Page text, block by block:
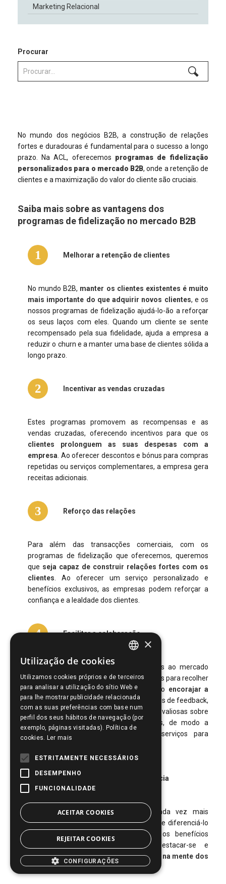
No mundo dos negócios B2B, a construção de relações
fortes e duradouras é fundamental para o sucesso a longo
prazo. Na ACL, oferecemos programas de fidelização
personalizados para o mercado B2B, onde a retenção de
clientes e a maximização do valor do cliente são cruciais.
Saiba mais sobre as vantagens dos
programas de fidelização no mercado B2B
1 Melhorar a retenção de clientes
No mundo B2B, manter os clientes existentes é muito
mais importante do que adquirir novos clientes, e os
nossos programas de fidelização ajudá-lo-ão a reforçar
os seus laços com eles. Quando um cliente se sente
recompensado pela sua fidelidade, ajuda a empresa a
reduzir o churn e a manter uma base de clientes sólida a
longo prazo.
2 Incentivar as vendas cruzadas
Estes programas promovem as recompensas e as
vendas cruzadas, oferecendo incentivos para que os
clientes prolonguem as suas despesas com a
empresa . Ao oferecer descontos e bónus para compras
repetidas ou serviços complementares, a empresa gera
receitas adicionais.
3 Reforço das relações
Para além das transacções comerciais, com os
programas de fidelização que oferecemos, queremos
que seja capaz de construir relações fortes com os
clientes . Ao oferecer um serviço personalizado e
benefícios exclusivos, as empresas podem reforçar a
confiança e a lealdade dos clientes.
4 Facilitar a colaboração
Os programas de fidelização destinados ao mercado
business-to-business podem ser utilizados para recolher
feedback e interagir com os clientes. Ao encorajar a
participação em inquéritos e outros canais de feedback,
as empresas podem obter informações valiosas sobre
as preferências dos potenciais clientes, de modo a
poderem adaptar os seus produtos/serviços para
5 Diferenciar-se da concorrência
O mercado B2B está a tornar-se cada vez mais
competitivo e este tipo de programa pode diferenciá-lo
da concorrência, uma vez que, com os benefícios
oferecidos, as empresas podem destacar-se e
posicionar-se como oparceiro preferido na mente dos
clientes.
Marketing Relacional
Procurar
PORTUGUESE
ENGLISH
×
Utilização de cookies
Utilizamos cookies próprios e de terceiros
para analisar a utilização do sítio Web e
para lhe mostrar publicidade relacionada
com as suas preferências com base num
perfil dos seus hábitos de navegação (por
exemplo, páginas visitadas). Política de
cookies. Ler mais
ESTRITAMENTE NECESSÁRIOS
DESEMPENHO
FUNCIONALIDADE
ACEITAR COOKIES
REJEITAR COOKIES
CONFIGURAÇÕES